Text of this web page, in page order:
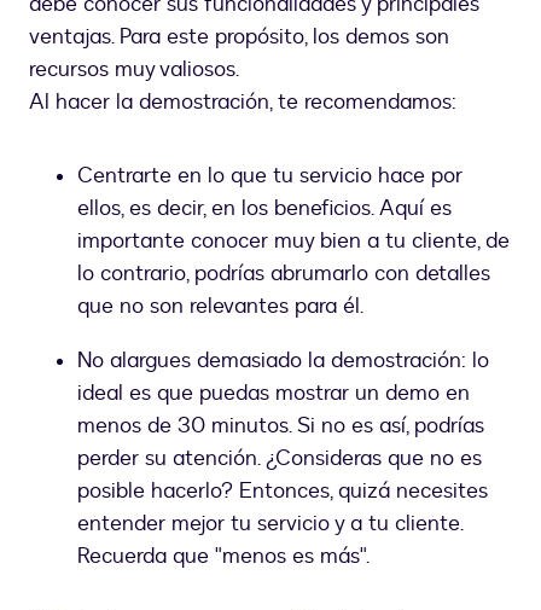
ventajas. Para este propósito, los demos son
recursos muy valiosos.
Al hacer la demostración, te recomendamos:
Centrarte en lo que tu servicio hace por
ellos, es decir, en los beneficios. Aquí es
importante conocer muy bien a tu cliente, de
lo contrario, podrías abrumarlo con detalles
que no son relevantes para él.
No alargues demasiado la demostración: lo
ideal es que puedas mostrar un demo en
menos de 30 minutos. Si no es así, podrías
perder su atención. ¿Consideras que no es
posible hacerlo? Entonces, quizá necesites
entender mejor tu servicio y a tu cliente.
Recuerda que "menos es más".